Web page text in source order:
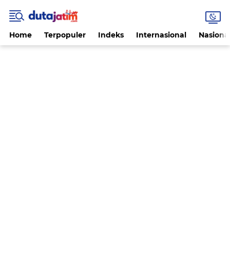
Home Terpopuler Indeks Internasional